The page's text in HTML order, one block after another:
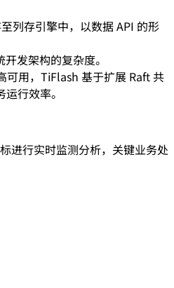
列存引擎中，以数据 API 的形
发架构的复杂度。
可用，TiFlash 基于扩展 Raft 共
行效率。
进行实时监测分析，关键业务处